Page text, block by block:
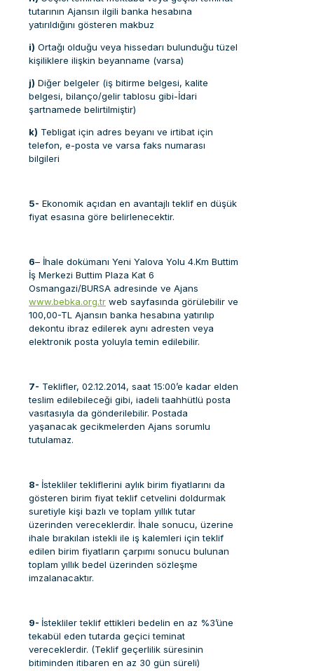
tutarının Ajansın ilgili banka hesabına
yatırıldığını gösteren makbuz
i) Ortağı olduğu veya hissedarı bulunduğu tüzel
kişiliklere ilişkin beyanname (varsa)
j) Diğer belgeler (iş bitirme belgesi, kalite
belgesi, bilanço/gelir tablosu gibi-İdari
şartnamede belirtilmiştir)
k) Tebligat için adres beyanı ve irtibat için
telefon, e-posta ve varsa faks numarası
bilgileri
5- Ekonomik açıdan en avantajlı teklif en düşük
fiyat esasına göre belirlenecektir.
6– İhale dokümanı Yeni Yalova Yolu 4.Km Buttim
İş Merkezi Buttim Plaza Kat 6
Osmangazi/BURSA adresinde ve Ajans
www.bebka.org.tr web sayfasında görülebilir ve
100,00-TL Ajansın banka hesabına yatırılıp
dekontu ibraz edilerek aynı adresten veya
elektronik posta yoluyla temin edilebilir.
7- Teklifler, 02.12.2014, saat 15:00’e kadar elden
teslim edilebileceği gibi, iadeli taahhütlü posta
vasıtasıyla da gönderilebilir. Postada
yaşanacak gecikmelerden Ajans sorumlu
tutulamaz.
8- İstekliler tekliflerini aylık birim fiyatlarını da
gösteren birim fiyat teklif cetvelini doldurmak
suretiyle kişi bazlı ve toplam yıllık tutar
üzerinden vereceklerdir. İhale sonucu, üzerine
ihale bırakılan istekli ile iş kalemleri için teklif
edilen birim fiyatların çarpımı sonucu bulunan
toplam yıllık bedel üzerinden sözleşme
imzalanacaktır.
9- İstekliler teklif ettikleri bedelin en az %3’üne
tekabül eden tutarda geçici teminat
vereceklerdir. (Teklif geçerlilik süresinin
bitiminden itibaren en az 30 gün süreli)